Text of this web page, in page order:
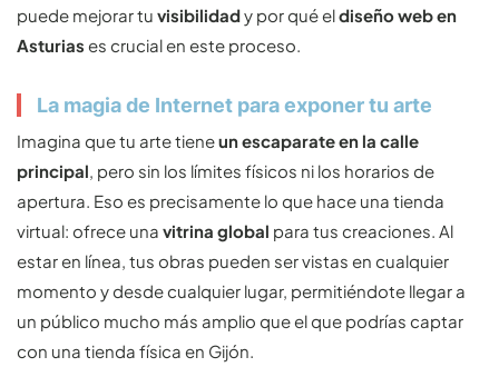
puede mejorar tu visibilidady por qué eldiseño web en
Asturias es crucial en este proceso.
La magia de Internet para exponer tu arte
Imagina que tu arte tieneun escaparate en la calle
principal, pero sin los límites físicos ni los horarios de
apertura. Eso es precisamente lo que hace una tienda
virtual: ofrece una vitrina global para tus creaciones. Al
estar en línea, tus obras pueden ser vistas en cualquier
momento y desde cualquier lugar, permitiéndote llegar a
un público mucho más amplio que el que podrías captar
con una tienda física en Gijón.